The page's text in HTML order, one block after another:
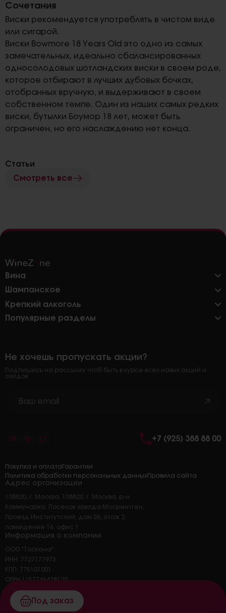
Под заказ
Сочетания
Виски рекомендуется употреблять в чистом виде
или сигарой.
Виски Bowmore 18 Years Old это одно из самых
замечательных, идеально сбалансированных
односолодовых шотландских виски в своем роде,
которое отбирают в лучших дубовых бочках,
отобранных вручную, и выдерживают в своем
собственном темпе. Один из наших самых редких
виски, бутылки Боумор 18 лет, может быть
ограничен, но его наслаждению нет конца.
Статьи
Смотреть все
Вина
Шампанское
Крепкий алкоголь
Популярные разделы
Адрес организации
108820, г. Москва, 108820, г. Москва, р-н
Коммунарка, Поселок завода Мосрентген,
Проезд Институтский, дом 26, этаж 2,
помещение 16, офис 1
Информация о компании
ООО "Тоскана"
ИНН: 7727177973
КПП: 775101001
ОГРН 1157746478120
ОКПО 45326414
Основной вид деятельности: 47.25 торговля
розничная напитками в
Не хочешь пропускать акции?
Подпишись на рассылку чтоб быть в курсе всех новых акций и
скидок
+7 (925) 388 88 00
Покупка и оплата Гарантии
Политика обработки персональных данныхПравила сайта